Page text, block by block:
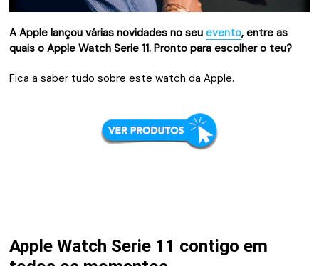
A Apple lançou várias novidades no seuevento, entre as
quais o Apple Watch Serie 11. Pronto para escolher o teu?
Fica a saber tudo sobre este watch da Apple.
Apple Watch Serie 11 contigo em